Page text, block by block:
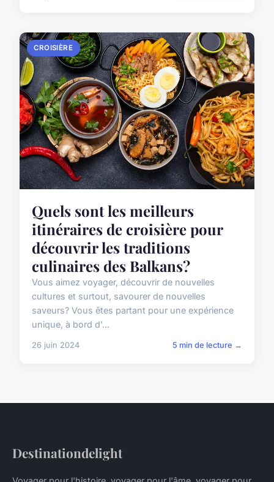
CROISIÈRE
Quels sont les meilleurs
itinéraires de croisière pour
découvrir les traditions
culinaires des Balkans?
Vous aimez voyager, découvrir de nouvelles
cultures et surtout, savourer de nouvelles
saveurs? Vous êtes partant pour une expérience
unique, à bord d'...
26 juin 2024 5 min de lecture →
Destinationdelight